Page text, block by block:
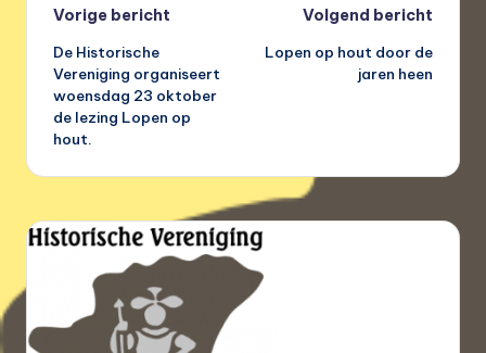
Bericht
navigatie
Vorige bericht
De Historische
Vereniging organiseert
woensdag 23 oktober
de lezing Lopen op
hout.
Volgend bericht
Lopen op hout door de
jaren heen